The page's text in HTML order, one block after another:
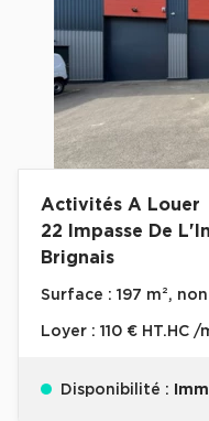
Activités A Louer
22 Impasse De
Brignais
Surface : 197 m²,
Loyer : 110 € HT.HC /
Disponibilité :